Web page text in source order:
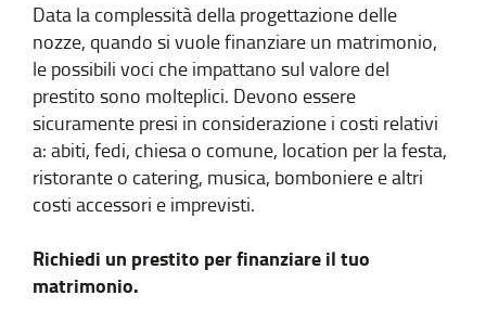
Data la complessità della progettazione delle
nozze, quando si vuole finanziare un matrimonio,
le possibili voci che impattano sul valore del
prestito sono molteplici. Devono essere
sicuramente presi in considerazione i costi relativi
a: abiti, fedi, chiesa o comune, location per la festa,
ristorante o catering, musica, bomboniere e altri
costi accessori e imprevisti.
Richiedi un prestito per finanziare il tuo
matrimonio.